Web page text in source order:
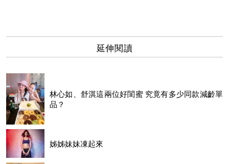
延伸閱讀
林心如、舒淇這兩位好閨蜜 究竟有多少同款減齡單
品？
姊姊妹妹凍起來